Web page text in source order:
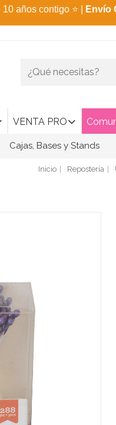
10 años contigo ⭐ Envío
VENTA PRO
Cajas, Bases y Stands
Inicio Repostería